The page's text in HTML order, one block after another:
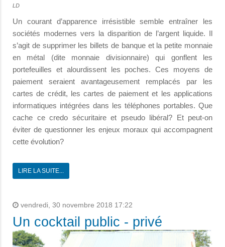
LD
Un courant d’apparence irrésistible semble entraîner les
sociétés modernes vers la disparition de l’argent liquide. Il
s’agit de supprimer les billets de banque et la petite monnaie
en métal (dite monnaie divisionnaire) qui gonflent les
portefeuilles et alourdissent les poches. Ces moyens de
paiement seraient avantageusement remplacés par les
cartes de crédit, les cartes de paiement et les applications
informatiques intégrées dans les téléphones portables. Que
cache ce credo sécuritaire et pseudo libéral? Et peut-on
éviter de questionner les enjeux moraux qui accompagnent
cette évolution?
LIRE LA SUITE...
vendredi, 30 novembre 2018 17:22
Un cocktail public - privé